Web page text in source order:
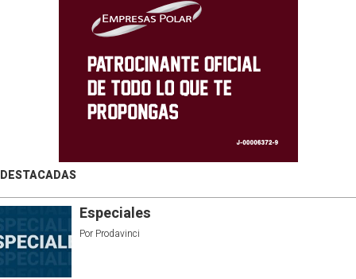
DESTACADAS
Especiales
Por Prodavinci